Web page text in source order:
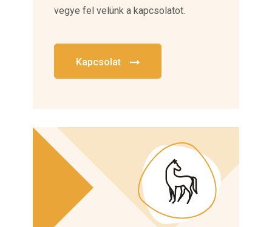
vegye fel velünk a kapcsolatot.
Kapcsolat